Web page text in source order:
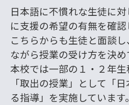
日本語に不慣れな生徒に
に支援の希望の有無を確認
こちらからも生徒と面談
ながら授業の受け方を決め
本校では一部の１・２年生
「取出の授業」として「
る指導」を実施しています。